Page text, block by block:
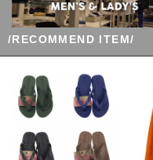
/RECOMMEND ITEM/